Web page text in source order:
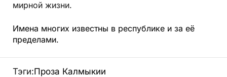
мирной жизни.
Имена многих известны в республике и за её
пределами.
Тэги:Проза Калмыкии